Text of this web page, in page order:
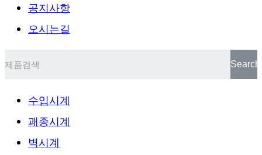
공지사항
오시는길
Search
수입시계
괘종시계
벽시계